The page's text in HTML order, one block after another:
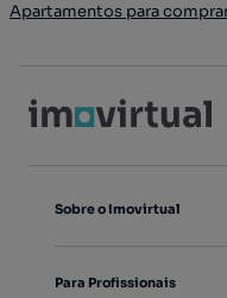
Apartamentos para
Sobre o Imovirtual
Para Profissionais